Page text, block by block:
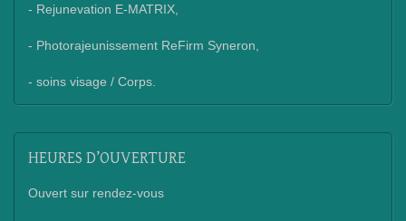
- Rejunevation E-MATRIX,
- Photorajeunissement ReFirm Syneron,
- soins visage / Corps.
HEURES D’OUVERTURE
Ouvert sur rendez-vous